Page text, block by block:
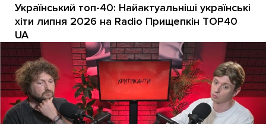
Український топ-40: Найактуальніші українські
хіти липня 2026 на Radio Прищепкін TOP40
UA